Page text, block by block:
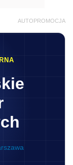
AUTOPROMOCJA